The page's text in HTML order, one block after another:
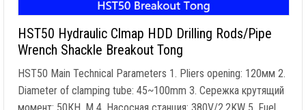
HST50 Hydraulic Clmap HDD Drilling Rods/Pipe
Wrench Shackle Breakout Tong
HST50 Main Technical Parameters 1. Pliers opening: 120мм 2.
Diameter of clamping tube: 45~100mm 3. Сережка крутящий